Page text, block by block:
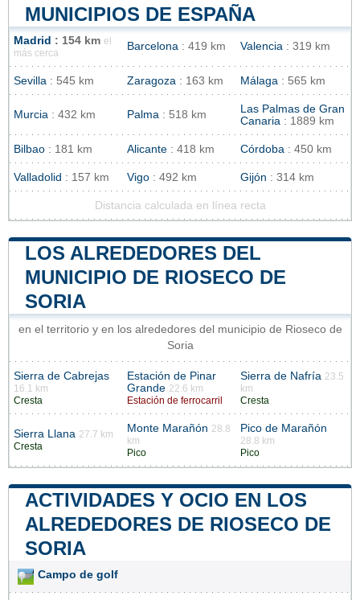
MUNICIPIOS DE ESPAÑA
Madrid : 154 km el
más cerca
Barcelona : 419 km Valencia : 319 km
Sevilla : 545 km Zaragoza : 163 km Málaga : 565 km
Murcia : 432 km Palma : 518 km
Las Palmas de Gran
Canaria : 1889 km
Bilbao : 181 km Alicante : 418 km Córdoba : 450 km
Valladolid : 157 km Vigo : 492 km Gijón : 314 km
Distancia calculada en línea recta
LOS ALREDEDORES DEL
MUNICIPIO DE RIOSECO DE
SORIA
en el territorio y en los alrededores del municipio de Rioseco de
Soria
Sierra de Cabrejas
16.1 km
Cresta
Estación de Pinar
Grande 22.6 km
Estación de ferrocarril
Sierra de Nafría 23.5
km
Cresta
Sierra Llana 27.7 km
Cresta
Monte Marañón 28.8
km
Pico
Pico de Marañón
28.8 km
Pico
ACTIVIDADES Y OCIO EN LOS
ALREDEDORES DE RIOSECO DE
SORIA
Campo de golf